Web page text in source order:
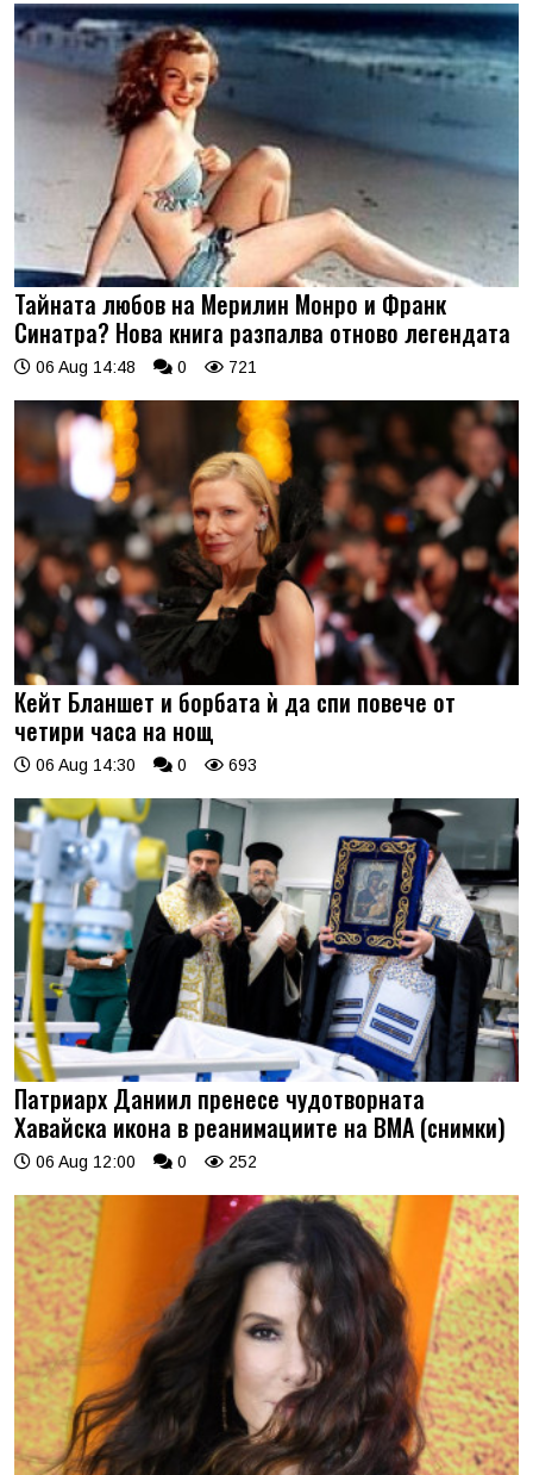
Тайната любов на Мерилин Монро и Франк
Синатра? Нова книга разпалва отново легендата
06 Aug 14:48 0 721
Кейт Бланшет и борбата ѝ да спи повече от
четири часа на нощ
06 Aug 14:30 0 693
Патриарх Даниил пренесе чудотворната
Хавайска икона в реанимациите на ВМА (снимки)
06 Aug 12:00 0 252